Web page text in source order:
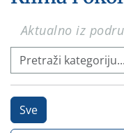
Aktualno iz
Sve